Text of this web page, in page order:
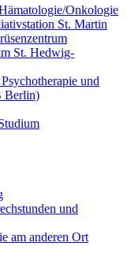
Onkologie
St. Martin
St. Hedwig-
und
Berlin)
und
am anderen Ort